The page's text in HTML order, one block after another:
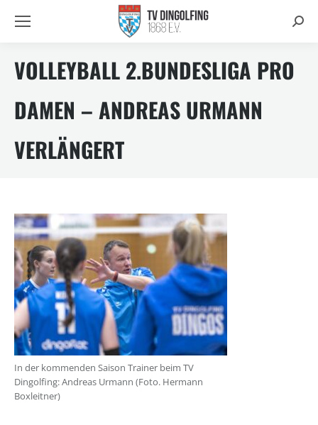
VOLLEYBALL 2.BUNDESLIGA PRO
DAMEN – ANDREAS URMANN
VERLÄNGERT
In der kommenden Saison Trainer beim TV
Dingolfing: Andreas Urmann (Foto. Hermann
Boxleitner)